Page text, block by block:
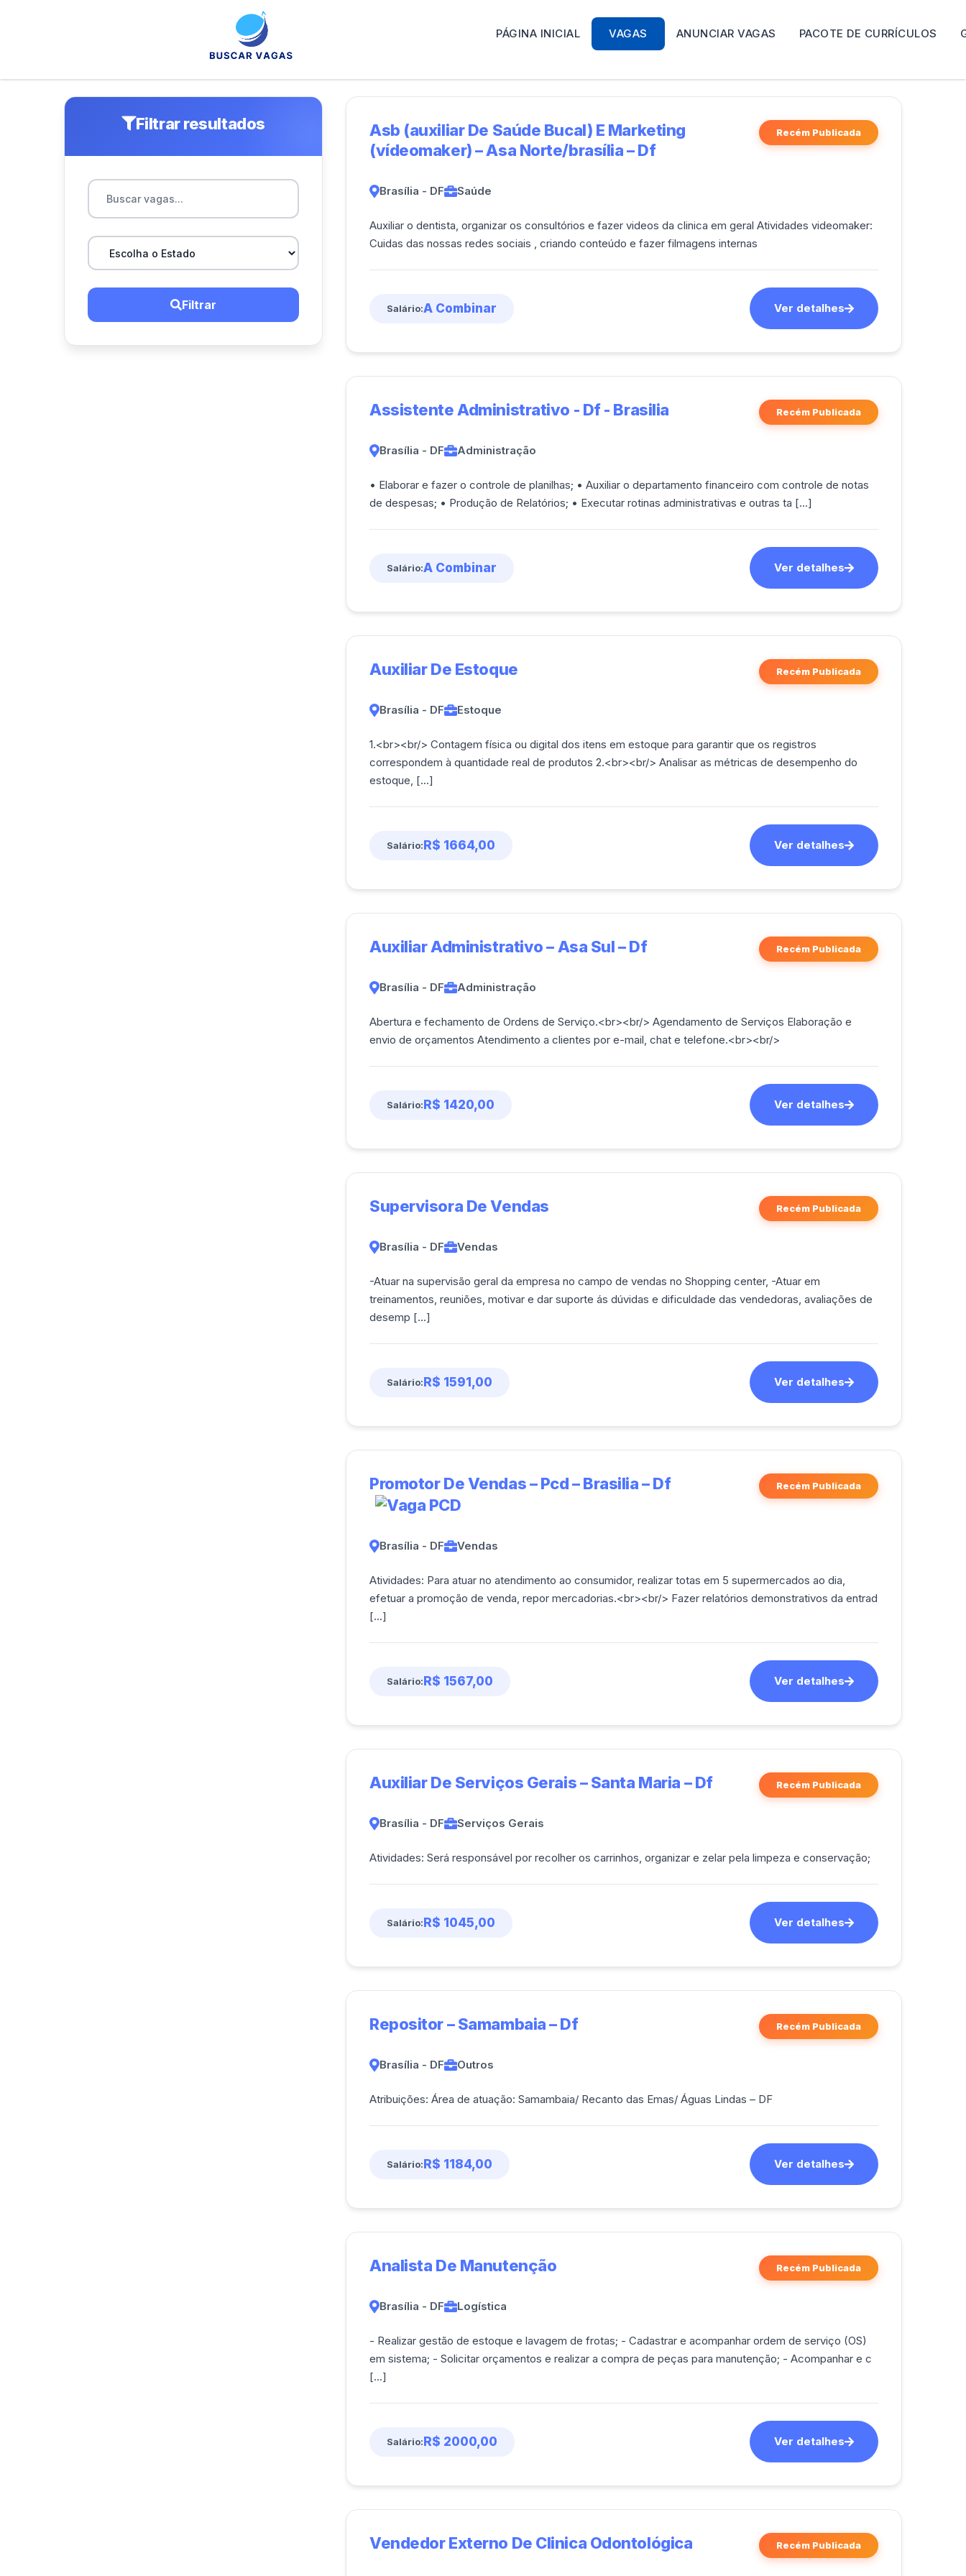
PÁGINA INICIAL VAGAS ANUNCIAR VAGAS PACOTE DE CURRÍCULOS
Filtrar resultados
Filtrar
Asb (auxiliar De Saúde Bucal) E Marketing
(vídeomaker) – Asa Norte/brasília – Df
Recém Publicada
Brasília - DF Saúde
Auxiliar o dentista, organizar os consultórios e fazer videos da clinica em geral Atividades videomaker:
Cuidas das nossas redes sociais , criando conteúdo e fazer filmagens internas
Salário:A Combinar Ver detalhes
Assistente Administrativo - Df - Brasilia Recém Publicada
Brasília - DF Administração
• Elaborar e fazer o controle de planilhas; • Auxiliar o departamento financeiro com controle de notas
de despesas; • Produção de Relatórios; • Executar rotinas administrativas e outras ta [...]
Salário:A Combinar Ver detalhes
Auxiliar De Estoque Recém Publicada
Brasília - DF Estoque
1.<br><br/> Contagem física ou digital dos itens em estoque para garantir que os registros
correspondem à quantidade real de produtos 2.<br><br/> Analisar as métricas de desempenho do
estoque, [...]
Salário:R$ 1664,00 Ver detalhes
Auxiliar Administrativo – Asa Sul – Df Recém Publicada
Brasília - DF Administração
Abertura e fechamento de Ordens de Serviço.<br><br/> Agendamento de Serviços Elaboração e
envio de orçamentos Atendimento a clientes por e-mail, chat e telefone.<br><br/>
Salário:R$ 1420,00 Ver detalhes
Supervisora De Vendas Recém Publicada
Brasília - DF Vendas
-Atuar na supervisão geral da empresa no campo de vendas no Shopping center, -Atuar em
treinamentos, reuniões, motivar e dar suporte ás dúvidas e dificuldade das vendedoras, avaliações de
desemp [...]
Salário:R$ 1591,00 Ver detalhes
Promotor De Vendas – Pcd – Brasilia – Df Recém Publicada
Brasília - DF Vendas
Atividades: Para atuar no atendimento ao consumidor, realizar totas em 5 supermercados ao dia,
efetuar a promoção de venda, repor mercadorias.<br><br/> Fazer relatórios demonstrativos da entrad
[...]
Salário:R$ 1567,00 Ver detalhes
Auxiliar De Serviços Gerais – Santa Maria – Df Recém Publicada
Brasília - DF Serviços Gerais
Atividades: Será responsável por recolher os carrinhos, organizar e zelar pela limpeza e conservação;
Salário:R$ 1045,00 Ver detalhes
Repositor – Samambaia – Df Recém Publicada
Brasília - DF Outros
Atribuições: Área de atuação: Samambaia/ Recanto das Emas/ Águas Lindas – DF
Salário:R$ 1184,00 Ver detalhes
Analista De Manutenção Recém Publicada
Brasília - DF Logística
- Realizar gestão de estoque e lavagem de frotas; - Cadastrar e acompanhar ordem de serviço (OS)
em sistema; - Solicitar orçamentos e realizar a compra de peças para manutenção; - Acompanhar e c
[...]
Salário:R$ 2000,00 Ver detalhes
Vendedor Externo De Clinica Odontológica Recém Publicada